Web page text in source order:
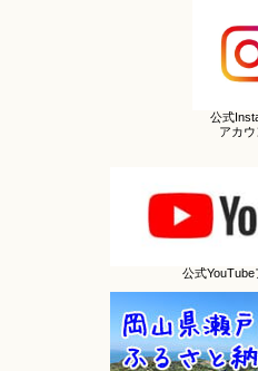
公式
アカウ
公式YouTube